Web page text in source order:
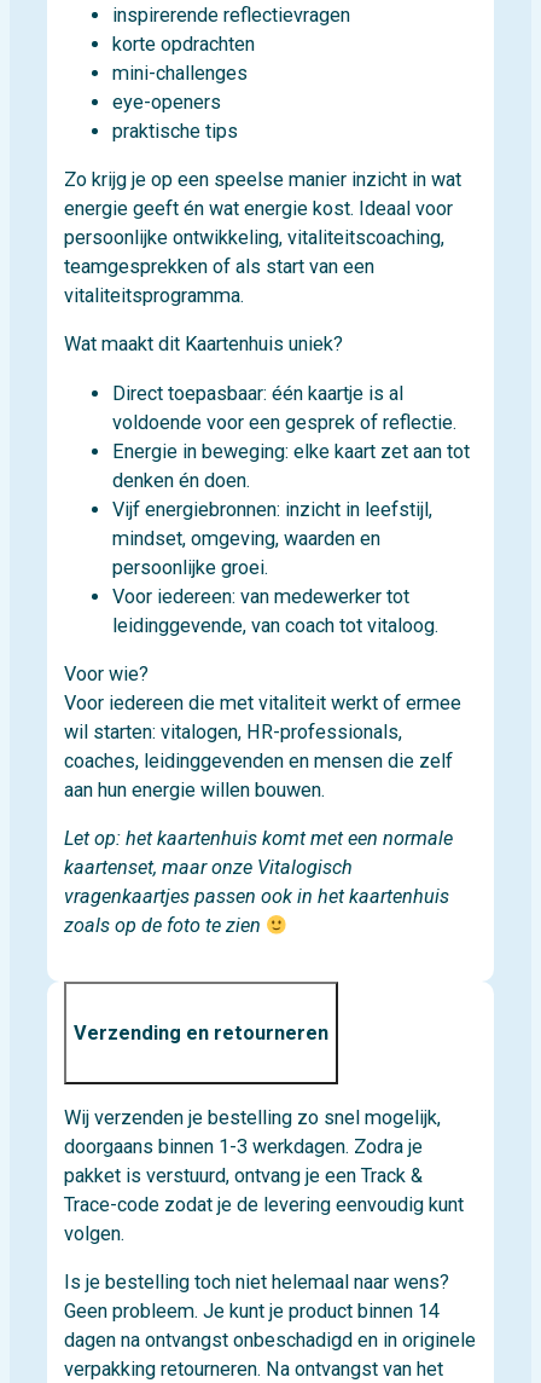
inspirerende reflectievragen
korte opdrachten
mini-challenges
eye-openers
praktische tips
Zo krijg je op een speelse manier inzicht in wat
energie geeft én wat energie kost. Ideaal voor
persoonlijke ontwikkeling, vitaliteitscoaching,
teamgesprekken of als start van een
vitaliteitsprogramma.
Wat maakt dit Kaartenhuis uniek?
Direct toepasbaar: één kaartje is al
voldoende voor een gesprek of reflectie.
Energie in beweging: elke kaart zet aan tot
denken én doen.
Vijf energiebronnen: inzicht in leefstijl,
mindset, omgeving, waarden en
persoonlijke groei.
Voor iedereen: van medewerker tot
leidinggevende, van coach tot vitaloog.
Voor wie?
Voor iedereen die met vitaliteit werkt of ermee
wil starten: vitalogen, HR-professionals,
coaches, leidinggevenden en mensen die zelf
aan hun energie willen bouwen.
Let op: het kaartenhuis komt met een normale
kaartenset, maar onze Vitalogisch
vragenkaartjes passen ook in het kaartenhuis
zoals op de foto te zien
Verzending en retourneren
Wij verzenden je bestelling zo snel mogelijk,
doorgaans binnen 1-3 werkdagen. Zodra je
pakket is verstuurd, ontvang je een Track &
Trace-code zodat je de levering eenvoudig kunt
volgen.
Is je bestelling toch niet helemaal naar wens?
Geen probleem. Je kunt je product binnen 14
dagen na ontvangst onbeschadigd en in originele
verpakking retourneren. Na ontvangst van het